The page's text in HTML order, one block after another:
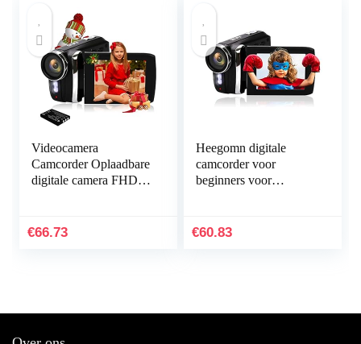
Videocamera
Camcorder Oplaadbare
digitale camera FHD
scherm Camcorder
€66.73
Heegomn digitale
camcorder voor
beginners voor
1080P HD
€60.83